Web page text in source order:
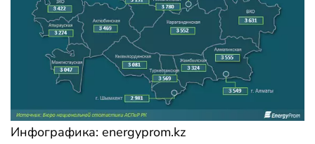
Инфографика: energyprom.kz